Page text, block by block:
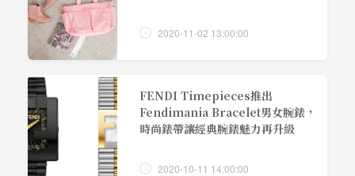
2020-11-02 13:00:00
FENDI Timepieces推出
Fendimania Bracelet男女腕錶，
時尚錶帶讓經典腕錶魅力再升級
2020-10-11 14:00:00